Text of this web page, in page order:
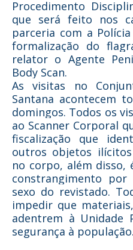
Procedimento
que será feito nos
parceria com a
formalização do
relator o Agente
Body Scan.
As visitas no
Santana acontecem
domingos. Todos os
ao Scanner Corporal
fiscalização que
outros objetos
no corpo, além disso,
constrangimento por
sexo do revistado.
impedir que
adentrem à Unidade
segurança à população.